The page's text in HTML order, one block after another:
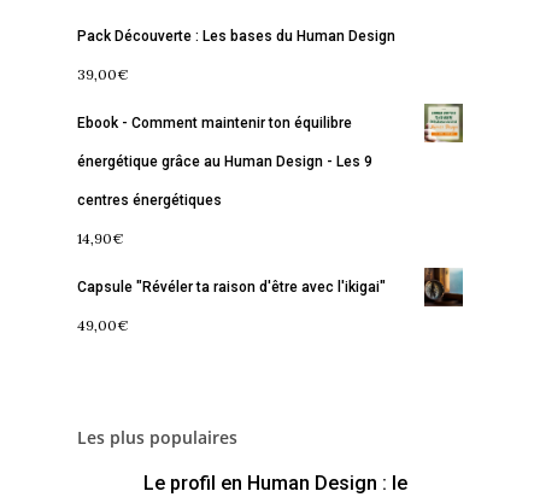
Pack Découverte : Les bases du Human Design
39,00€
Ebook - Comment maintenir ton équilibre
énergétique grâce au Human Design - Les 9
centres énergétiques
14,90€
Capsule "Révéler ta raison d'être avec l'ikigai"
49,00€
Les plus populaires
Le profil en Human Design : le
Lectures de Human
Libération
Programmes
Amour & Guérison
À propos